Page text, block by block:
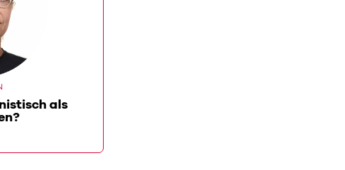
als